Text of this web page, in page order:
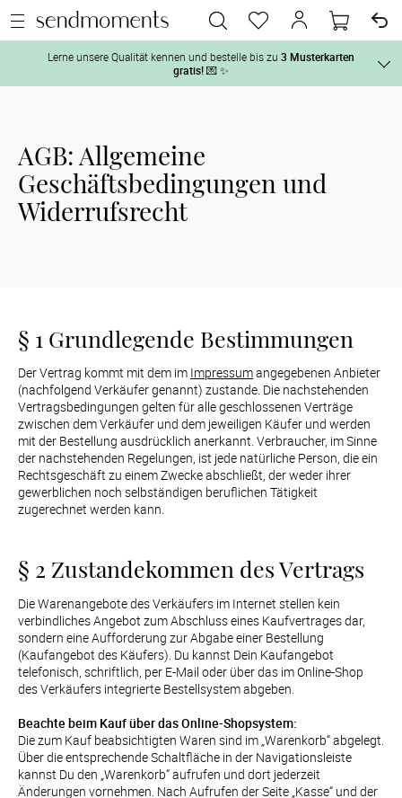
Lerne unsere Qualität kennen und bestelle bis zu 3 Musterkarten
gratis!💌 ✨
1. Wähle bis zu 3 Kartendesigns aus und gestalte sie nach Deinen
2. Aktiviere „kostenlose Musterkarte“ auf der jeweiligen
Produktseite und lasse Dir die Karten kostenlos per Post zusenden.
AGB: Allgemeine
Geschäftsbedingungen und
Widerrufsrecht
§ 1 Grundlegende Bestimmungen
Der Vertrag kommt mit dem im Impressum angegebenen Anbieter
(nachfolgend Verkäufer genannt) zustande. Die nachstehenden
Vertragsbedingungen gelten für alle geschlossenen Verträge
zwischen dem Verkäufer und dem jeweiligen Käufer und werden
mit der Bestellung ausdrücklich anerkannt. Verbraucher, im Sinne
der nachstehenden Regelungen, ist jede natürliche Person, die ein
Rechtsgeschäft zu einem Zwecke abschließt, der weder ihrer
gewerblichen noch selbständigen beruflichen Tätigkeit
zugerechnet werden kann.
§ 2 Zustandekommen des Vertrags
Die Warenangebote des Verkäufers im Internet stellen kein
verbindliches Angebot zum Abschluss eines Kaufvertrages dar,
sondern eine Aufforderung zur Abgabe einer Bestellung
(Kaufangebot des Käufers). Du kannst Dein Kaufangebot
telefonisch, schriftlich, per E-Mail oder über das im Online-Shop
des Verkäufers integrierte Bestellsystem abgeben.
Beachte beim Kauf über das Online-Shopsystem:
Die zum Kauf beabsichtigten Waren sind im „Warenkorb“ abgelegt.
Über die entsprechende Schaltfläche in der Navigationsleiste
kannst Du den „Warenkorb“ aufrufen und dort jederzeit
Änderungen vornehmen. Nach Aufrufen der Seite „Kasse“ und der